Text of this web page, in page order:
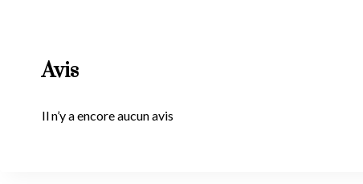
Avis
Il n’y a encore aucun avis